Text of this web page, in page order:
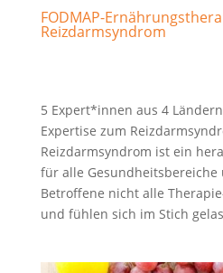
FODMAP-
Reizdarmsyndrom
5 Expert*innen aus 4
Expertise zum
Reizdarmsyndrom ist ein
für alle
Betroffene nicht alle
und fühlen sich im Stich